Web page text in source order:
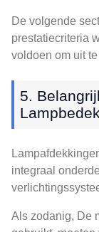
De volgende
prestatiecriteria
voldoen om uit
5.
integraal
Als zodanig, De